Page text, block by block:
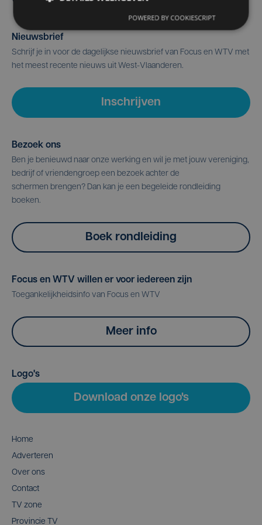
Nieuwsbrief
Schrijf je in voor de dagelijkse nieuwsbrief van Focus en WTV met
het meest recente nieuws uit West-Vlaanderen.
Inschrijven
Bezoek ons
Ben je benieuwd naar onze werking en wil je met jouw vereniging,
bedrijf of vriendengroep een bezoek achter de
schermen brengen? Dan kan je een begeleide rondleiding
boeken.
Boek rondleiding
Focus en WTV willen er voor iedereen zijn
Toegankelijkheidsinfo van Focus en WTV
Meer info
Logo's
Download onze logo's
Home
Adverteren
Over ons
Contact
TV zone
Provincie TV
POWERED BY COOKIESCRIPT